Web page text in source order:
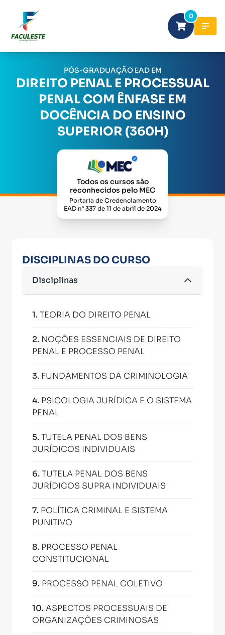
0
PÓS-GRADUAÇÃO EAD EM
DIREITO PENAL E PROCESSUAL
PENAL COM ÊNFASE EM
DOCÊNCIA DO ENSINO
SUPERIOR (360H)
Todos os cursos são
reconhecidos pelo MEC
Portaria de Credenciamento
EAD n° 337 de 11 de abril de 2024
DISCIPLINAS DO CURSO
Disciplinas
1.TEORIA DO DIREITO PENAL
2. NOÇÕES ESSENCIAIS DE DIREITO
PENAL E PROCESSO PENAL
3. FUNDAMENTOS DA CRIMINOLOGIA
4. PSICOLOGIA JURÍDICA E O SISTEMA
PENAL
5.TUTELA PENAL DOS BENS
JURÍDICOS INDIVIDUAIS
6.TUTELA PENAL DOS BENS
JURÍDICOS SUPRA INDIVIDUAIS
7. POLÍTICA CRIMINAL E SISTEMA
PUNITIVO
8. PROCESSO PENAL
CONSTITUCIONAL
9. PROCESSO PENAL COLETIVO
10.ASPECTOS PROCESSUAIS DE
ORGANIZAÇÕES CRIMINOSAS